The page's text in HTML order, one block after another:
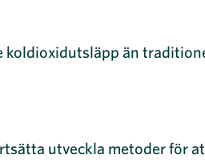
än
utveckla metoder för